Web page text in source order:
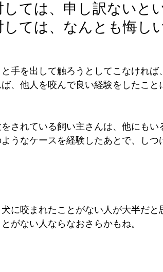
ては、申し訳ないと
しては、なんとも悔し
手を出して触ろうとしてこなけれ
、他人を咬んで良い経験をしたこ
されている飼い主さんは、他にもい
うなケースを経験したあとで、しつ
に咬まれたことがない人が大半だと
がない人ならなおさらかもね。